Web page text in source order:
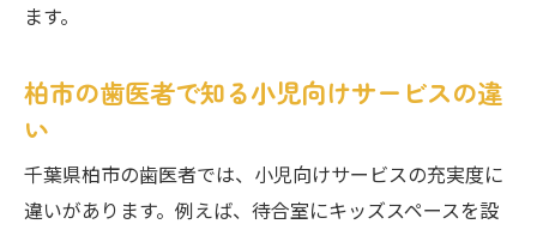
ます。
柏市の歯医者で知る小児向けサービスの違
い
千葉県柏市の歯医者では、小児向けサービスの充実度に
違いがあります。例えば、待合室にキッズスペースを設